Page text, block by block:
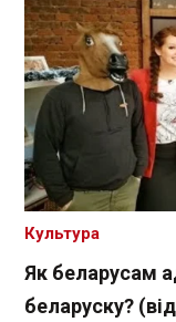
Як беларусам
беларуску?
Культура